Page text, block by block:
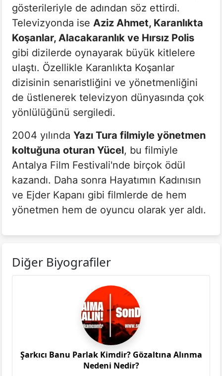
gösterileriyle de adından söz ettirdi.
Televizyonda ise Aziz Ahmet, Karanlıkta
Koşanlar, Alacakaranlık ve Hırsız Polis
gibi dizilerde oynayarak büyük kitlelere
ulaştı. Özellikle Karanlıkta Koşanlar
dizisinin senaristliğini ve yönetmenliğini
de üstlenerek televizyon dünyasında çok
yönlülüğünü sergiledi.
2004 yılında Yazı Tura filmiyle yönetmen
koltuğuna oturan Yücel, bu filmiyle
Antalya Film Festivali'nde birçok ödül
kazandı. Daha sonra Hayatımın Kadınısın
ve Ejder Kapanı gibi filmlerde de hem
yönetmen hem de oyuncu olarak yer aldı.
Diğer Biyografiler
Şarkıcı Banu Parlak Kimdir? Gözaltına Alınma
Nedeni Nedir?